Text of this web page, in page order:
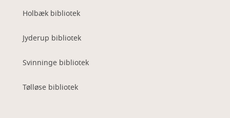
Holbæk bibliotek
Jyderup bibliotek
Svinninge bibliotek
Tølløse bibliotek